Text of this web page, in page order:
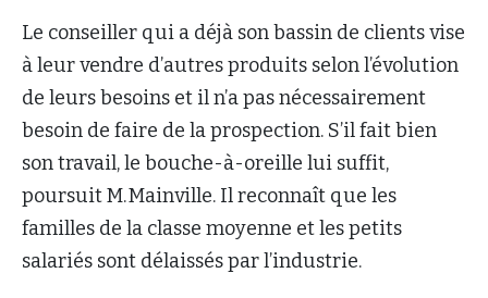
Le conseiller qui a déjà son bassin de clients vise
à leur vendre d’autres produits selon l’évolution
de leurs besoins et il n’a pas nécessairement
besoin de faire de la prospection. S’il fait bien
son travail, le bouche-à-oreille lui suffit,
poursuit M. Mainville. Il reconnaît que les
familles de la classe moyenne et les petits
salariés sont délaissés par l’industrie.